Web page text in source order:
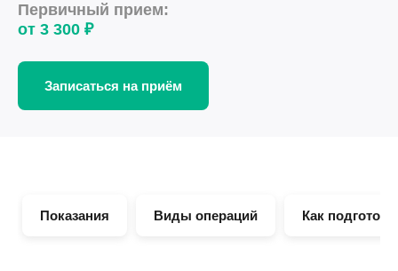
Первичный прием:
от 3 300 ₽
Записаться на приём
Показания Виды операций Как